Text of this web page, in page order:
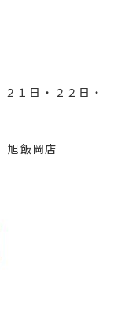
１日・２２日・
旭飯岡店